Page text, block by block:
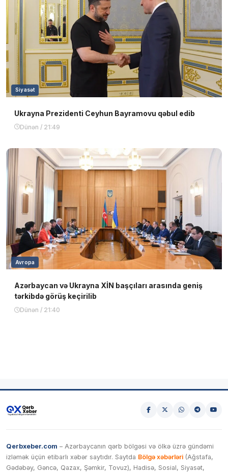
Siyasət
Ukrayna Prezidenti Ceyhun Bayramovu qəbul edib
Dünən / 21:49
Avropa
Azərbaycan və Ukrayna XİN başçıları arasında geniş
tərkibdə görüş keçirilib
Dünən / 21:40
Qerbxeber.com – Azərbaycanın qərb bölgəsi və ölkə üzrə gündəmi
izləmək üçün etibarlı xəbər saytıdır. Saytda Bölgə xəbərləri (Ağstafa,
Gədəbəy, Gəncə, Qazax, Şəmkir, Tovuz), Hadisə, Sosial, Siyasət,